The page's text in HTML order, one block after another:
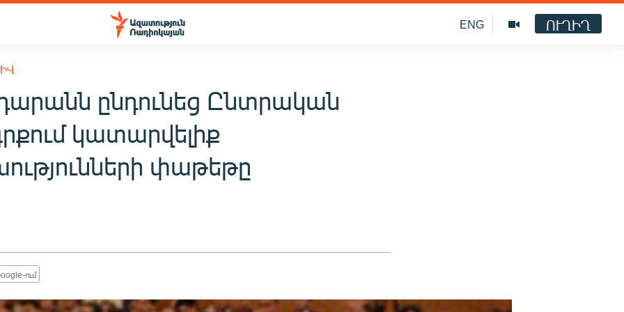
ENG ՈՒՂԻՂ
ընդունեց Ընտրական
կատարվելիք
փաթեթը
ում